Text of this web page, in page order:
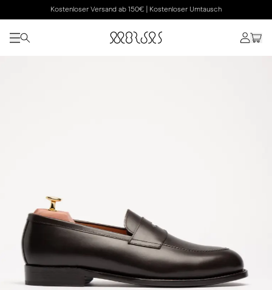
Kostenloser Versand ab 150€ | Kostenloser Umtausch